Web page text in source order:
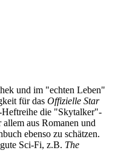
und im "echten Leben"
für das Offizielle Star
die "Skytalker"-
aus Romanen und
ebenso zu schätzen.
Sci-Fi, z.B. The